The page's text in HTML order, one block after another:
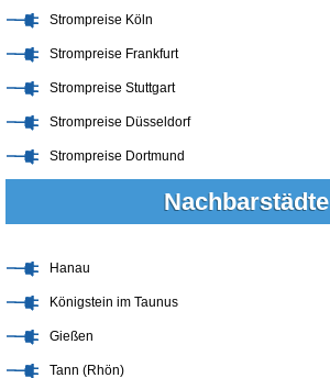
Strompreise Köln
Strompreise Frankfurt
Strompreise Stuttgart
Strompreise Düsseldorf
Strompreise Dortmund
Nachbarstädte
Hanau
Königstein im Taunus
Gießen
Tann (Rhön)